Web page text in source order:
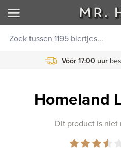
Vóór 17:00 uur
Homeland
Dit product is niet